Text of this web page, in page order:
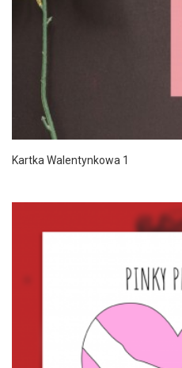
Kartka Walentynkowa 1